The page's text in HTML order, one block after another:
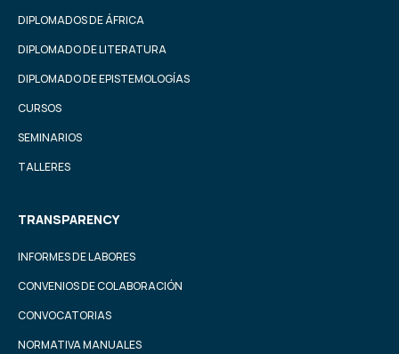
DIPLOMADOS DE ÁFRICA
DIPLOMADO DE LITERATURA
DIPLOMADO DE EPISTEMOLOGÍAS
CURSOS
SEMINARIOS
TALLERES
TRANSPARENCY
INFORMES DE LABORES
CONVENIOS DE COLABORACIÓN
CONVOCATORIAS
NORMATIVA MANUALES